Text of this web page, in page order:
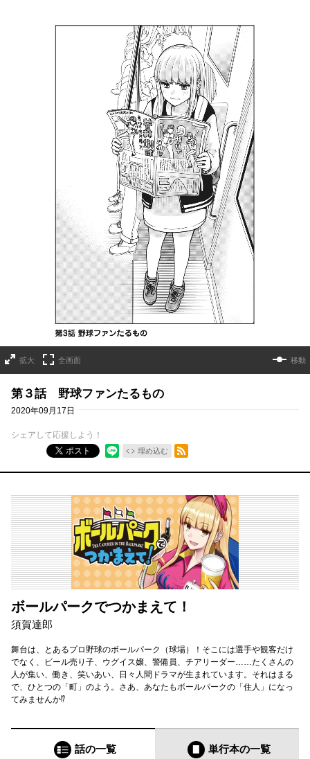
拡大 全画面 移動
第３話 野球ファンたるもの
2020年09月17日
シェアして応援しよう！
ポスト
埋め込む
RSSフィード
ボールパークでつかまえて！
須賀達郎
舞台は、とあるプロ野球のボールパーク（球場）！そこには選手や観客だけ
でなく、ビール売り子、ウグイス嬢、警備員、チアリーダー……たくさんの
人が集い、働き、笑いあい、日々人間ドラマが生まれています。それはまる
で、ひとつの「町」のよう。さあ、あなたもボールパークの「住人」になっ
てみませんか⁉
話の一覧 単行本の一覧